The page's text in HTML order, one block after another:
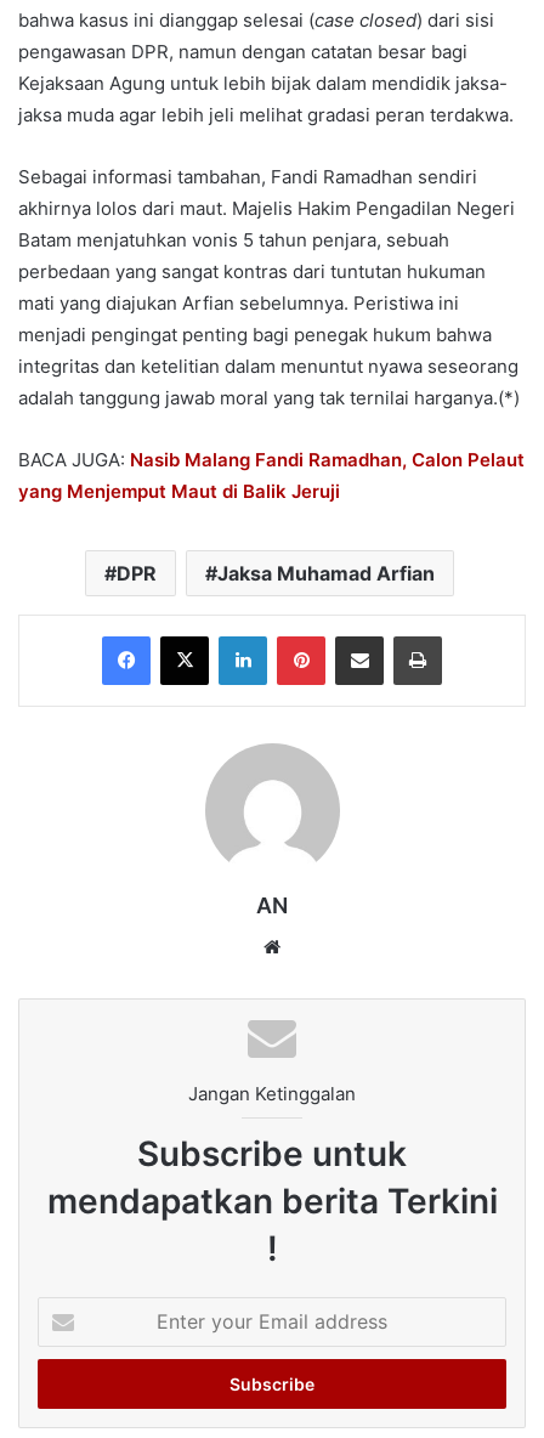
bahwa kasus ini dianggap selesai (case closed) dari sisi
pengawasan DPR, namun dengan catatan besar bagi
Kejaksaan Agung untuk lebih bijak dalam mendidik jaksa-
jaksa muda agar lebih jeli melihat gradasi peran terdakwa.
Sebagai informasi tambahan, Fandi Ramadhan sendiri
akhirnya lolos dari maut. Majelis Hakim Pengadilan Negeri
Batam menjatuhkan vonis 5 tahun penjara, sebuah
perbedaan yang sangat kontras dari tuntutan hukuman
mati yang diajukan Arfian sebelumnya. Peristiwa ini
menjadi pengingat penting bagi penegak hukum bahwa
integritas dan ketelitian dalam menuntut nyawa seseorang
adalah tanggung jawab moral yang tak ternilai harganya.(*)
BACA JUGA: Nasib Malang Fandi Ramadhan, Calon Pelaut
yang Menjemput Maut di Balik Jeruji
DPR Jaksa Muhamad Arfian
Facebook
X LinkedInPinterestShare via Email Print
AN
Jangan Ketinggalan
Subscribe untuk
mendapatkan berita Terkini
!
your
Email